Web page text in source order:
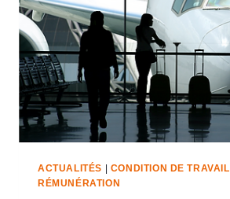
ACTUALITÉS | CONDITION DE TRAVAIL
RÉMUNÉRATION